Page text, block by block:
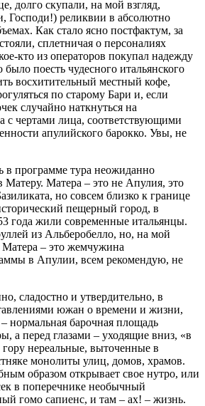
долго скупали, на мой взгляд,
Господи!) реликвии в абсолютно
Как стало ясно постфактум, за
сплетничая о персоналиях
кто из операторов покупал надежду
поесть чудесного итальянского
восхитительный местный кофе,
по старому Бари и, если
случайно наткнуться на
с чертами лица, соответствующими
апулийского барокко. Увы, не
в программе тура неожиданно
Матеру. Матера – это не Апулия, это
но совсем близко к границе
пещерный город, в
года жили современные итальянцы.
из Альберобелло, но, на мой
Матера – это жемчужина
в Апулии, всем рекомендую, не
сладостно и утвердительно, в
южан о времени и жизни,
нормальная барочная площадь
а перед глазами – уходящие вниз, «в
нереальные, выточенные в
монолиты улиц, домов, храмов.
образом открывает свое нутро, или
в поперечнике необычный
гомо сапиенс, и там – ах! – жизнь.